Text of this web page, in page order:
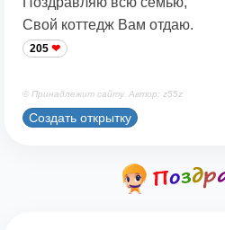
Свой коттедж Вам отдаю.
205
© Принадлежит сайту. Автор: z55z
Создать открытку